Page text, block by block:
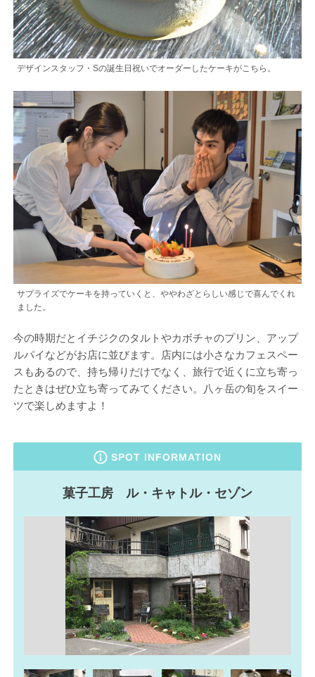
デザインスタッフ・Sの誕生日祝いでオーダーしたケーキがこちら。
サプライズでケーキを持っていくと、ややわざとらしい感じで喜んでくれ
ました。
今の時期だとイチジクのタルトやカボチャのプリン、アップ
ルパイなどがお店に並びます。店内には小さなカフェスペー
スもあるので、持ち帰りだけでなく、旅行で近くに立ち寄っ
たときはぜひ立ち寄ってみてください。八ヶ岳の旬をスイー
ツで楽しめますよ！
SPOT INFORMATION
菓子工房 ル・キャトル・セゾン